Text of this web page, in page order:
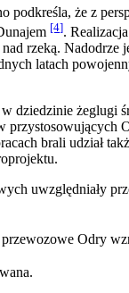
że z
[4].
rzeką. Nadodrze
latach
żeglugi
brali udział
uwzględniały
Odry